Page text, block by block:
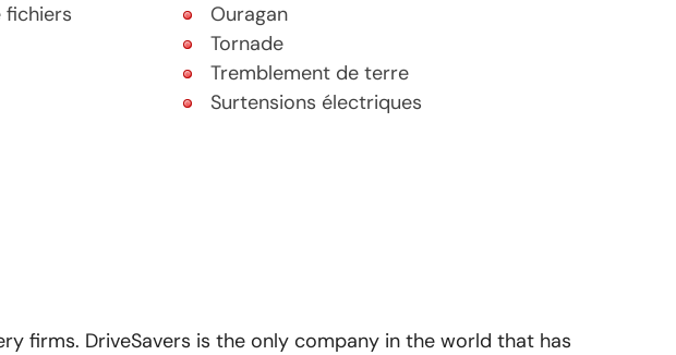
Ouragan
Tornade
Tremblement de terre
Surtensions électriques
firms. DriveSavers is the only company in the world that has